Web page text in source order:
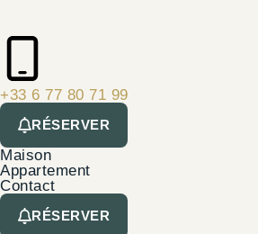
+33 6 77 80 71 99
RÉSERVER
Maison
Appartement
Contact
RÉSERVER